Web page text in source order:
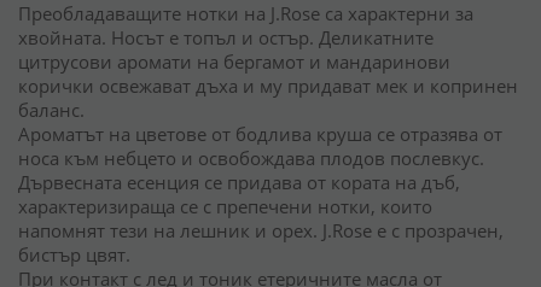
Преобладаващите нотки на J.Rose са характерни за
хвойната. Носът е топъл и остър. Деликатните
цитрусови аромати на бергамот и мандаринови
корички освежават дъха и му придават мек и копринен
баланс.
Ароматът на цветове от бодлива круша се отразява от
носа към небцето и освобождава плодов послевкус.
Дървесната есенция се придава от кората на дъб,
характеризираща се с препечени нотки, които
напомнят тези на лешник и орех. J.Rose е с прозрачен,
бистър цвят.
При контакт с лед и тоник етеричните масла от